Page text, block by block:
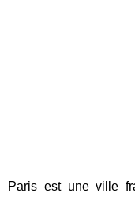
Paris est une ville